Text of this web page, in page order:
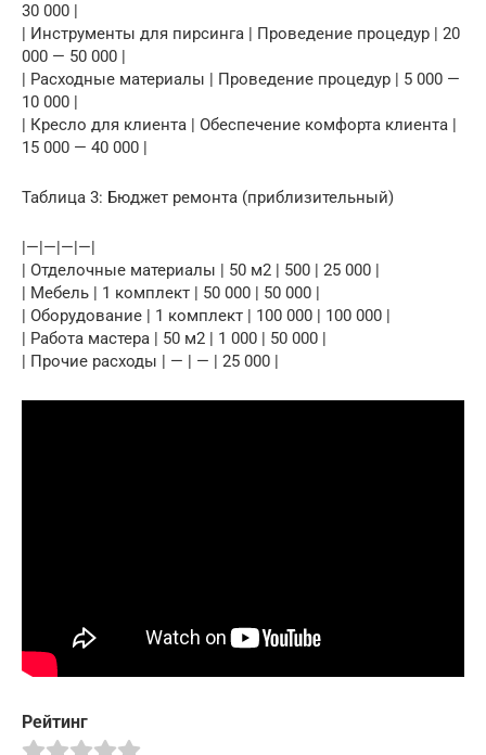
30 000 |
| Инструменты для пирсинга | Проведение процедур | 20
000 — 50 000 |
| Расходные материалы | Проведение процедур | 5 000 —
10 000 |
| Кресло для клиента | Обеспечение комфорта клиента |
15 000 — 40 000 |
Таблица 3: Бюджет ремонта (приблизительный)
|—|—|—|—|
| Отделочные материалы | 50 м2 | 500 | 25 000 |
| Мебель | 1 комплект | 50 000 | 50 000 |
| Оборудование | 1 комплект | 100 000 | 100 000 |
| Работа мастера | 50 м2 | 1 000 | 50 000 |
| Прочие расходы | — | — | 25 000 |
Рейтинг